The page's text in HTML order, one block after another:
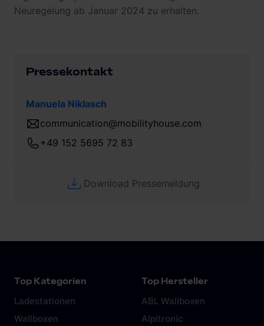
Neuregelung ab Januar 2024 zu erhalten.
Pressekontakt
Manuela Niklasch
communication@mobilityhouse.com
+49 152 5695 72 83
Download Pressemeldung
Top Kategorien
Ladestationen
Wallboxen
Top Hersteller
ABL Wallboxen
Alpitronic